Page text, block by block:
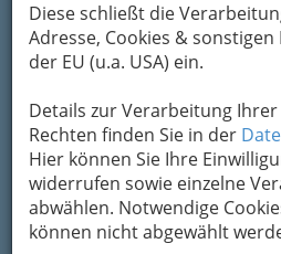
Diese schließt die
Adresse, Cookies &
der EU (u.a. USA) ein.
Details zur Verarbeitung
Rechten finden Sie in der
Hier können Sie Ihre
widerrufen sowie einzelne
abwählen. Notwendige
können nicht abgewählt
Kontaktaufnahme
bewahren , verwenden wir
Übermittlung Ihrer
Formular. Ihre Nachricht
Absenden umgehend
Unternehmen Verein -
weitergeleitet.